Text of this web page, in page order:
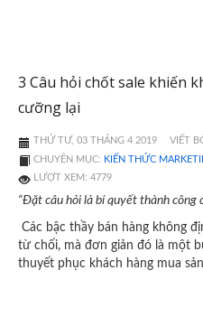
3 Câu hỏi chốt sale khiến
cưỡng lại
THỨ TƯ, 03 THÁNG 4 2019
VIẾT
CHUYÊN MỤC: KIẾN THỨC
LƯỢT XEM: 4779
“Đặt câu hỏi là bí quyết thành công
Các bậc thầy bán hàng không
từ chối, mà đơn giản đó là một
thuyết phục khách hàng mua